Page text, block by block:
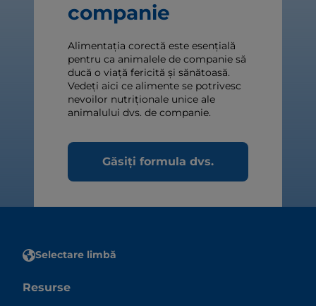
companie
Alimentația corectă este esențială
pentru ca animalele de companie să
ducă o viață fericită și sănătoasă.
Vedeți aici ce alimente se potrivesc
nevoilor nutriționale unice ale
animalului dvs. de companie.
Găsiți formula dvs.
Selectare limbă
Resurse